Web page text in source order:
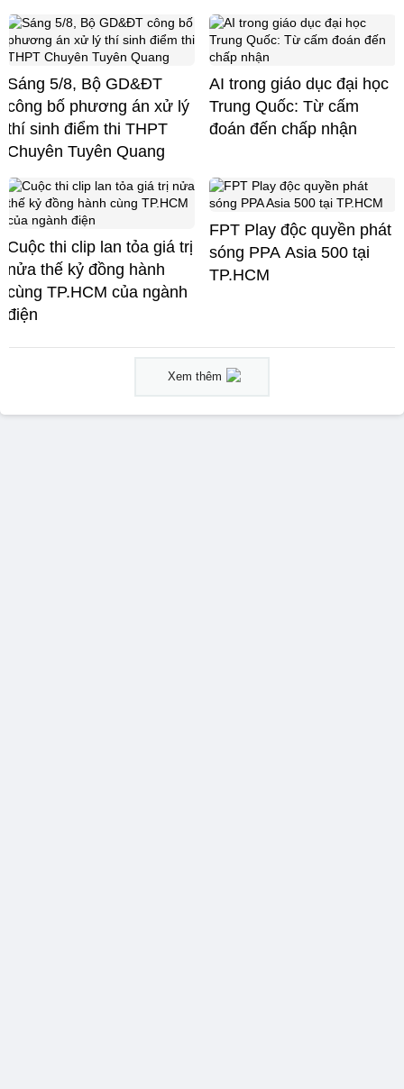
Sáng 5/8, Bộ GD&ĐT
công bố phương án xử lý
thí sinh điểm thi THPT
Chuyên Tuyên Quang
AI trong giáo dục đại học
Trung Quốc: Từ cấm
đoán đến chấp nhận
Cuộc thi clip lan tỏa giá trị
nửa thế kỷ đồng hành
cùng TP.HCM của ngành
điện
FPT Play độc quyền phát
sóng PPA Asia 500 tại
TP.HCM
Xem thêm